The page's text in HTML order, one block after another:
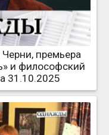
премьера
и философский
31.10.2025